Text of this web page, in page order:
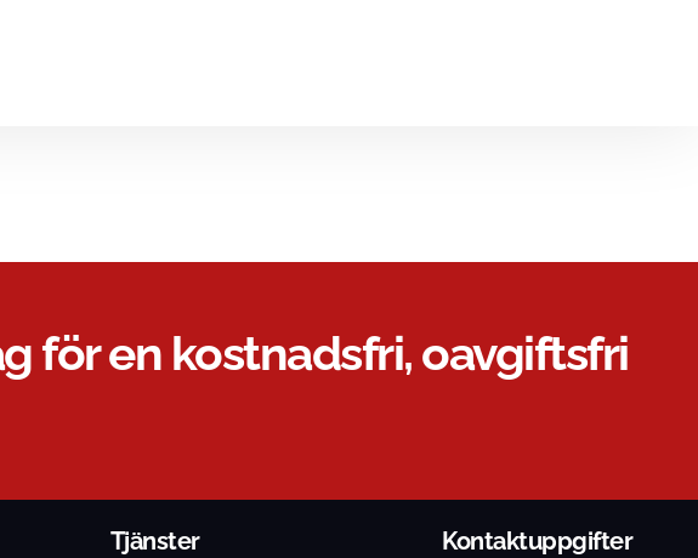
för en kostnadsfri, oavgiftsfri
Tjänster Kontaktuppgifter